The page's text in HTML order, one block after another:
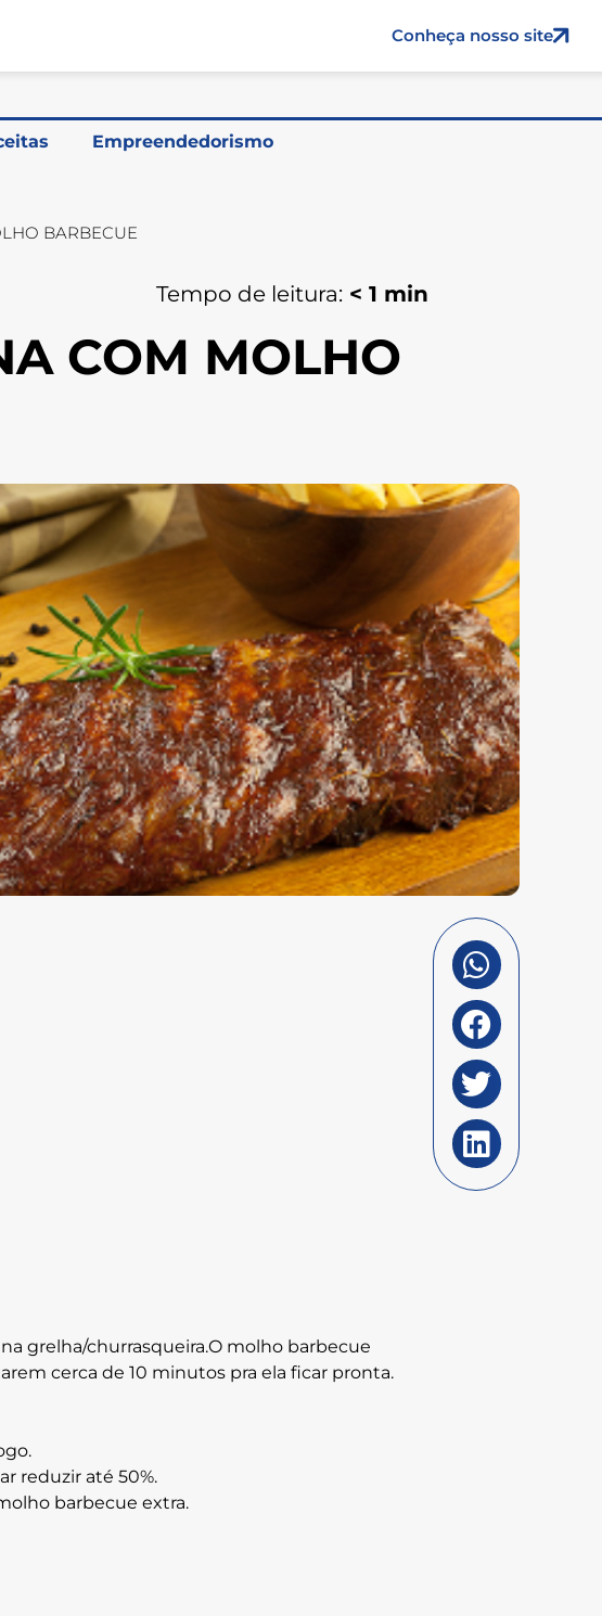
Conheça nosso site
Empreendedorismo
BARBECUE
Tempo de leitura: < 1 min
COM MOLHO
grelha/churrasqueira.O molho barbecue
cerca de 10 minutos pra ela ficar pronta.
reduzir até 50%.
barbecue extra.